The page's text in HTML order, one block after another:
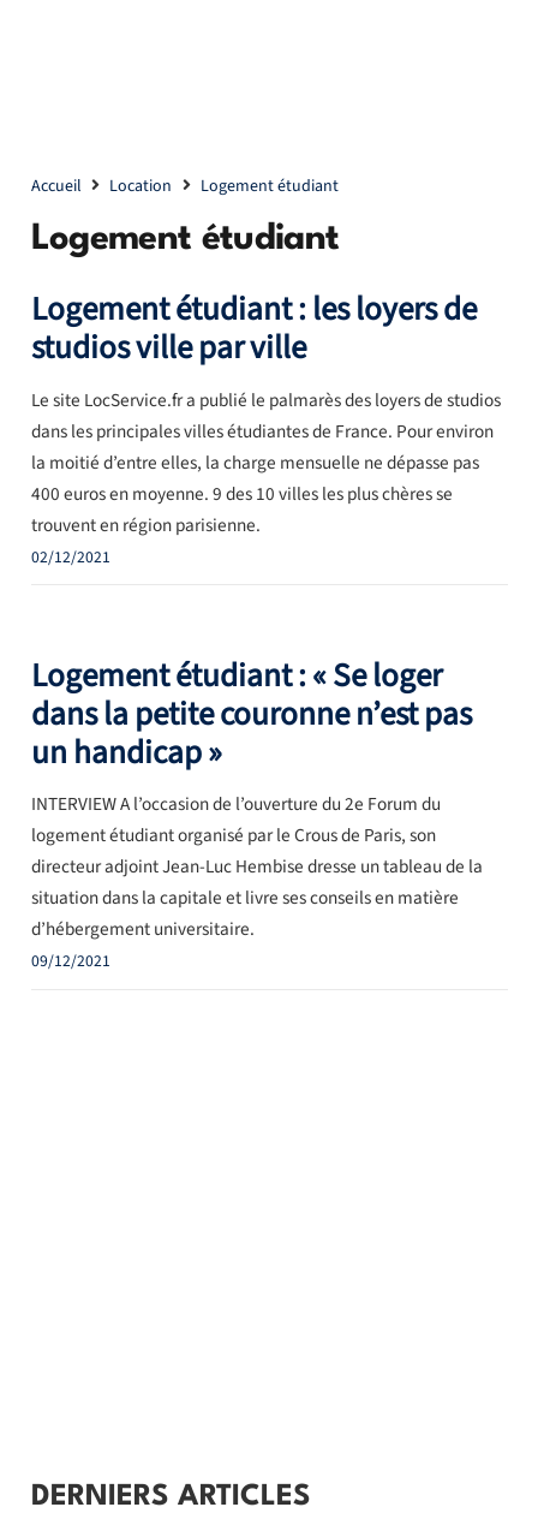
Accueil Location Logement étudiant
Logement étudiant
Logement étudiant : les loyers de
studios ville par ville
Le site LocService.fr a publié le palmarès des loyers de studios
dans les principales villes étudiantes de France. Pour environ
la moitié d’entre elles, la charge mensuelle ne dépasse pas
400 euros en moyenne. 9 des 10 villes les plus chères se
trouvent en région parisienne.
02/12/2021
Logement étudiant : « Se loger
dans la petite couronne n’est pas
un handicap »
INTERVIEW A l’occasion de l’ouverture du 2e Forum du
logement étudiant organisé par le Crous de Paris, son
directeur adjoint Jean-Luc Hembise dresse un tableau de la
situation dans la capitale et livre ses conseils en matière
d’hébergement universitaire.
09/12/2021
DERNIERS ARTICLES